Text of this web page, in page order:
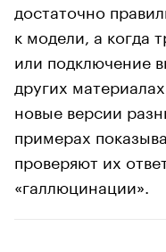
достаточно
к модели, а когда
или подключение
других
новые версии
примерах
проверяют их
«галлюцинации».